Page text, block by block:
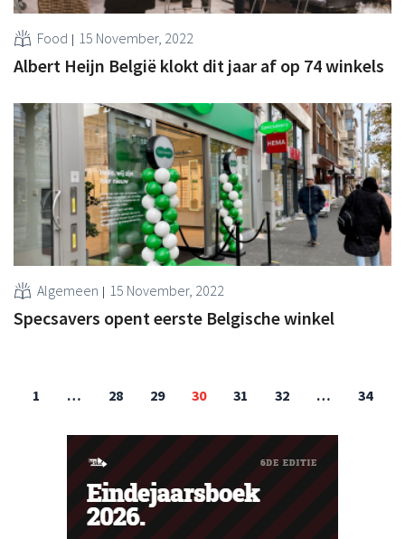
Food 15 November, 2022
Albert Heijn België klokt dit jaar af op 74 winkels
Algemeen 15 November, 2022
Specsavers opent eerste Belgische winkel
1 … 28 29 30 31 32 … 34